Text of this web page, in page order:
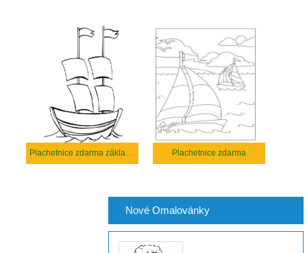
Plachetnice zdarma základní Plachetnice zdarma
Nové Omalovánky